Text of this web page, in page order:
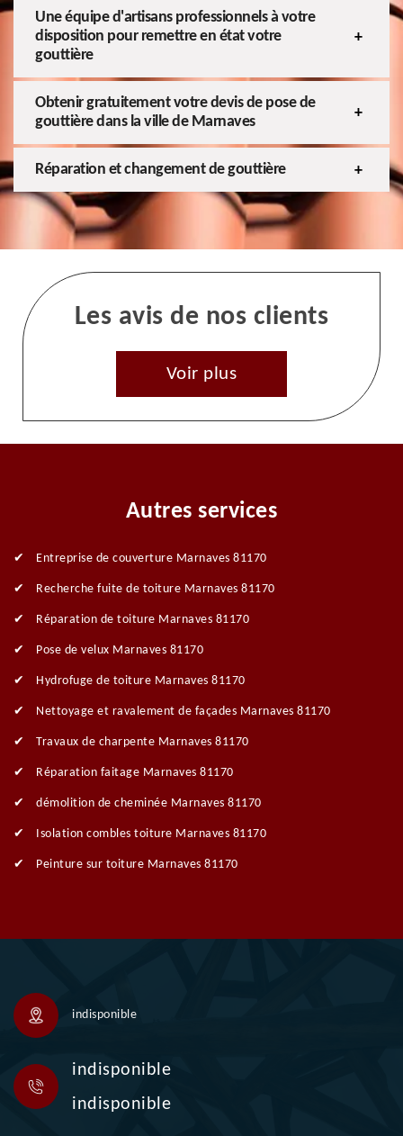
Une équipe d'artisans professionnels à votre
disposition pour remettre en état votre
gouttière
Obtenir gratuitement votre devis de pose de
gouttière dans la ville de Marnaves
Réparation et changement de gouttière
Les avis de nos clients
Voir plus
Autres services
Entreprise de couverture Marnaves 81170
Recherche fuite de toiture Marnaves 81170
Réparation de toiture Marnaves 81170
Pose de velux Marnaves 81170
Hydrofuge de toiture Marnaves 81170
Nettoyage et ravalement de façades Marnaves 81170
Travaux de charpente Marnaves 81170
Réparation faitage Marnaves 81170
démolition de cheminée Marnaves 81170
Isolation combles toiture Marnaves 81170
Peinture sur toiture Marnaves 81170
indisponible
indisponible
indisponible